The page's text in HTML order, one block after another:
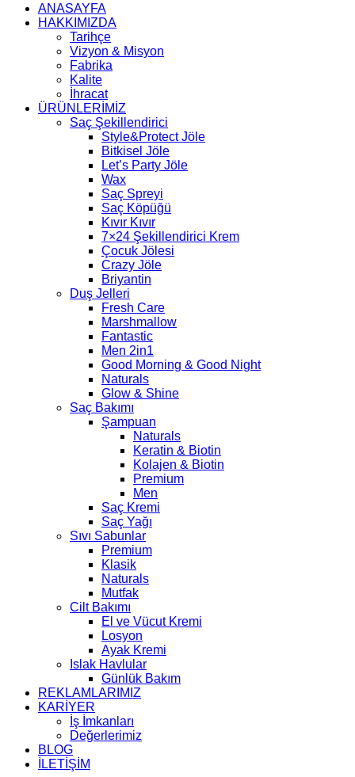
ANASAYFA
HAKKIMIZDA
Tarihçe
Vizyon & Misyon
Fabrika
Kalite
İhracat
ÜRÜNLERİMİZ
Saç Şekillendirici
Style&Protect Jöle
Bitkisel Jöle
Let’s Party Jöle
Wax
Saç Spreyi
Saç Köpüğü
Kıvır Kıvır
7×24 Şekillendirici Krem
Çocuk Jölesi
Crazy Jöle
Briyantin
Duş Jelleri
Fresh Care
Marshmallow
Fantastic
Men 2in1
Good Morning & Good Night
Naturals
Glow & Shine
Saç Bakımı
Şampuan
Naturals
Keratin & Biotin
Kolajen & Biotin
Premium
Men
Saç Kremi
Saç Yağı
Sıvı Sabunlar
Premium
Klasik
Naturals
Mutfak
Cilt Bakımı
El ve Vücut Kremi
Losyon
Ayak Kremi
Islak Havlular
Günlük Bakım
REKLAMLARIMIZ
KARİYER
İş İmkanları
Değerlerimiz
BLOG
İLETİŞİM